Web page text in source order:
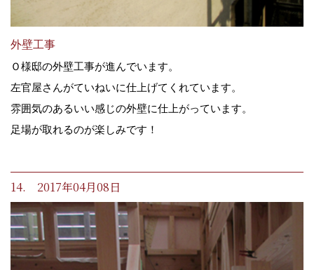
外壁工事
Ｏ様邸の外壁工事が進んでいます。
左官屋さんがていねいに仕上げてくれています。
雰囲気のあるいい感じの外壁に仕上がっています。
足場が取れるのが楽しみです！
14. 2017年04月08日